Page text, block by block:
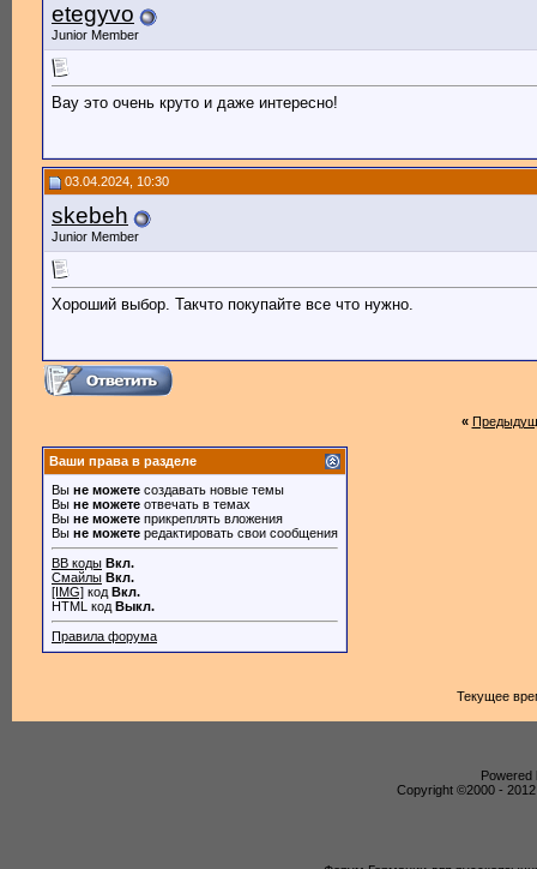
etegyvo
Junior Member
Вау это очень круто и даже интересно!
03.04.2024, 10:30
skebeh
Junior Member
Хороший выбор. Такчто покупайте все что нужно.
«
Ваши права в разделе
Вы не можете создавать новые темы
Вы не можете отвечать в темах
Вы не можете прикреплять вложения
Вы не можете редактировать свои сообщения
BB коды Вкл.
Смайлы Вкл.
[IMG] код Вкл.
HTML код Выкл.
Правила форума
Текущее
Powered
Copyright ©2000 -